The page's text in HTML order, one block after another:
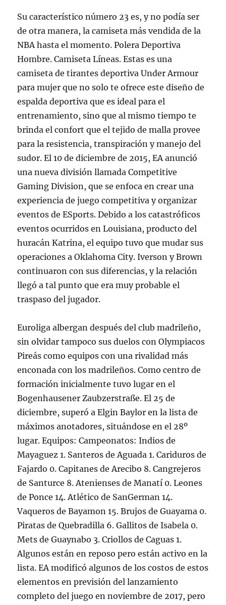
Su característico número 23 es, y no podía ser
de otra manera, la camiseta más vendida de la
NBA hasta el momento. Polera Deportiva
Hombre. Camiseta Líneas. Estas es una
camiseta de tirantes deportiva Under Armour
para mujer que no solo te ofrece este diseño de
espalda deportiva que es ideal para el
entrenamiento, sino que al mismo tiempo te
brinda el confort que el tejido de malla provee
para la resistencia, transpiración y manejo del
sudor. El 10 de diciembre de 2015, EA anunció
una nueva división llamada Competitive
Gaming Division, que se enfoca en crear una
experiencia de juego competitiva y organizar
eventos de ESports. Debido a los catastróficos
eventos ocurridos en Louisiana, producto del
huracán Katrina, el equipo tuvo que mudar sus
operaciones a Oklahoma City. Iverson y Brown
continuaron con sus diferencias, y la relación
llegó a tal punto que era muy probable el
traspaso del jugador.
Euroliga albergan después del club madrileño,
sin olvidar tampoco sus duelos con Olympiacos
Pireás como equipos con una rivalidad más
enconada con los madrileños. Como centro de
formación inicialmente tuvo lugar en el
Bogenhausener Zaubzerstraße. El 25 de
diciembre, superó a Elgin Baylor en la lista de
máximos anotadores, situándose en el 28º
lugar. Equipos: Campeonatos: Indios de
Mayaguez 1. Santeros de Aguada 1. Cariduros de
Fajardo 0. Capitanes de Arecibo 8. Cangrejeros
de Santurce 8. Atenienses de Manatí 0. Leones
de Ponce 14. Atlético de SanGerman 14.
Vaqueros de Bayamon 15. Brujos de Guayama 0.
Piratas de Quebradilla 6. Gallitos de Isabela 0.
Mets de Guaynabo 3. Criollos de Caguas 1.
Algunos están en reposo pero están activo en la
lista. EA modificó algunos de los costos de estos
elementos en previsión del lanzamiento
completo del juego en noviembre de 2017, pero